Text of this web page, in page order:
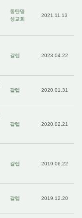
동탄명
성교회
2021.11.13
갈렙 2023.04.22
갈렙 2020.01.31
갈렙 2020.02.21
갈렙 2019.06.22
갈렙 2019.12.20